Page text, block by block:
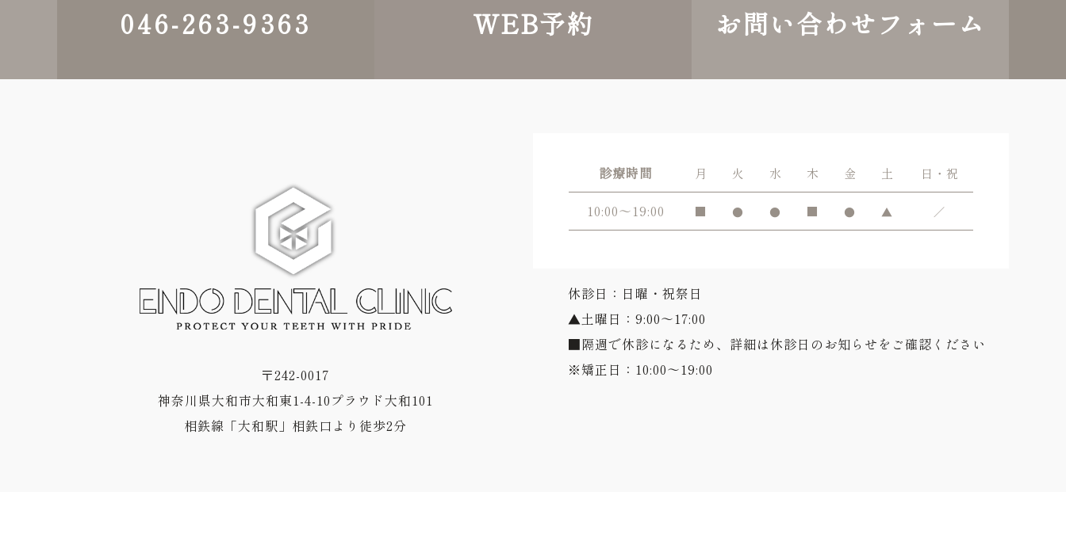
046-263-9363 WEB予約 お問い合わせフォーム
〒242-0017
神奈川県大和市大和東1-4-10プラウド大和101
相鉄線「大和駅」相鉄口より徒歩2分
診療時間 月 火 水 木 金 土 日・祝
10:00～19:00 ■ ● ● ■ ● ▲ ／
休診日：日曜・祝祭日
▲土曜日：9:00～17:00
■隔週で休診になるため、詳細は休診日のお知らせをご確認ください
※矯正日：10:00～19:00